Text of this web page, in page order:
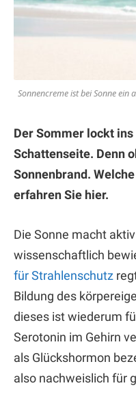
Sonnencreme ist bei Sonne ein
Der Sommer lockt
Schattenseite. Denn
Sonnenbrand.
erfahren Sie hier.
Die Sonne macht
wissenschaftlich
für Strahlenschutz
Bildung des
dieses ist wiederum
Serotonin im Gehirn
als Glückshormon
also nachweislich für